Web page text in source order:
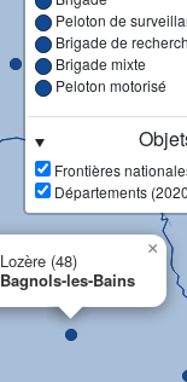
Lozère (48)
Bagnols-les-Bains
×
Peloton de
Brigade de
Brigade mixte
Peloton motorisé
Frontières
Départements